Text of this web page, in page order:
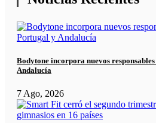
Bodytone incorpora nuevos
Andalucía
7 Ago, 2026